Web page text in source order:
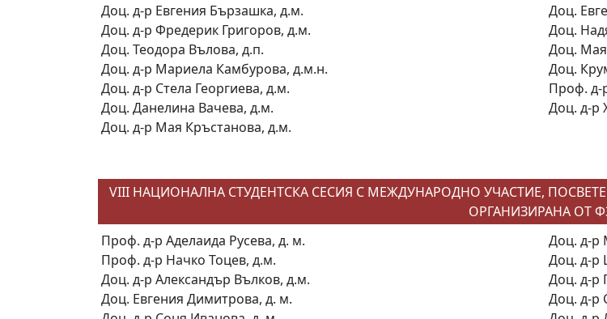
Доц. д-р Евгения Бързашка, д.м.
Доц. д-р Фредерик Григоров, д.м.
Доц. Теодора Вълова, д.п.
Доц. д-р Мариела Камбурова, д.м.н.
Доц. д-р Стела Георгиева, д.м.
Доц. Данелина Вачева, д.м.
Доц. д-р Мая Кръстанова, д.м.
Доц.
Доц.
Доц.
Доц.
Проф. д-
Доц. д-р
VIII НАЦИОНАЛНА СТУДЕНТСКА СЕСИЯ С МЕЖДУНАРОДНО УЧАСТИЕ,
ОРГАНИЗИРАНА ОТ
Проф. д-р Аделаида Русева, д. м.
Проф. д-р Начко Тоцев, д.м.
Доц. д-р Александър Вълков, д.м.
Доц. Евгения Димитрова, д. м.
Доц. д-р
Доц. д-р
Доц. д-р
Доц. д-р